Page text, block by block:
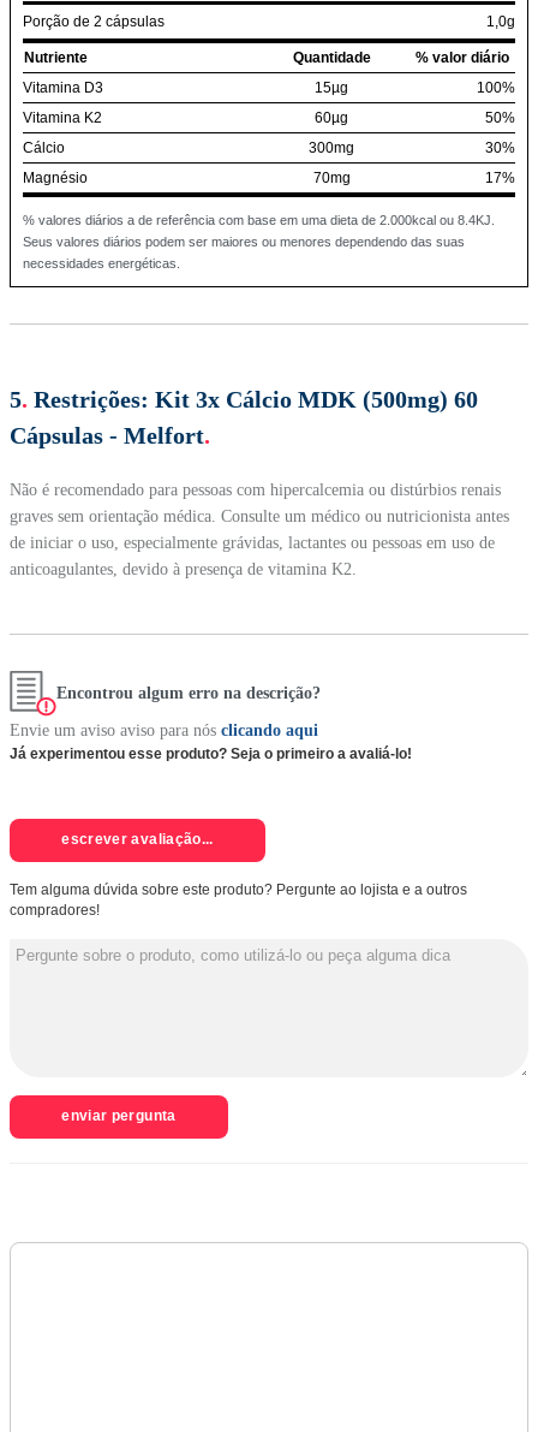
Porção de 2 cápsulas 1,0g
Nutriente Quantidade
% valor diário
Vitamina D3
15µg
100%
Vitamina K2
60µg
50%
Cálcio
300mg
30%
Magnésio
70mg 17%
% valores diários a de referência com base em uma dieta de 2.000kcal ou 8.4KJ.
Seus valores diários podem ser maiores ou menores dependendo das suas
necessidades energéticas.
5. Restrições: Kit 3x Cálcio MDK (500mg) 60
Cápsulas - Melfort.
Não é recomendado para pessoas com hipercalcemia ou distúrbios renais
graves sem orientação médica. Consulte um médico ou nutricionista antes
de iniciar o uso, especialmente grávidas, lactantes ou pessoas em uso de
anticoagulantes, devido à presença de vitamina K2.
Encontrou algum erro na descrição?
Envie um aviso aviso para nós clicando aqui
Já experimentou esse produto? Seja o primeiro a avaliá-lo!
escrever avaliação...
Tem alguma dúvida sobre este produto? Pergunte ao lojista e a outros
compradores!
enviar pergunta